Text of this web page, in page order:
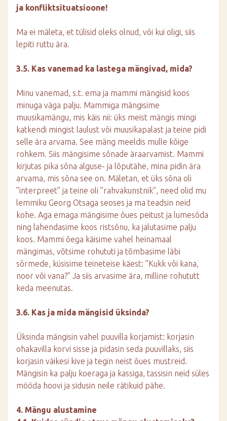
ja konfliktsituatsioone!
Ma ei mäleta, et tülisid oleks olnud, või kui oligi, siis
lepiti ruttu ära.
3.5. Kas vanemad ka lastega mängivad, mida?
Minu vanemad, s.t. ema ja mammi mängisid koos
minuga väga palju. Mammiga mängisime
muusikamängu, mis käis nii: üks meist mängis mingi
katkendi mingist laulust või muusikapalast ja teine pidi
selle ära arvama. See mäng meeldis mulle kõige
rohkem. Siis mängisime sõnade äraarvamist. Mammi
kirjutas pika sõna alguse- ja lõputähe, mina pidin ära
arvama, mis sõna see on. Mäletan, et üks sõna oli
”interpreet” ja teine oli ”rahvakunstnik”, need olid mu
lemmiku Georg Otsaga seoses ja ma teadsin neid
kohe. Aga emaga mängisime õues peitust ja lumesõda
ning lahendasime koos ristsõnu, ka jalutasime palju
koos. Mammi õega käisime vahel heinamaal
mängimas, võtsime rohututi ja tõmbasime läbi
sõrmede, küsisime teineteise käest: ”Kukk või kana,
noor või vana?” Ja siis arvasime ära, milline rohututt
keda meenutas.
3.6. Kas ja mida mängisid üksinda?
Üksinda mängisin vahel puuvilla korjamist: korjasin
ohakavilla korvi sisse ja pidasin seda puuvillaks, siis
korjasin väikesi kive ja tegin neist õues mustreid.
Mängisin ka palju koeraga ja kassiga, tassisin neid süles
mööda hoovi ja sidusin neile rätikuid pähe.
4. Mängu alustamine